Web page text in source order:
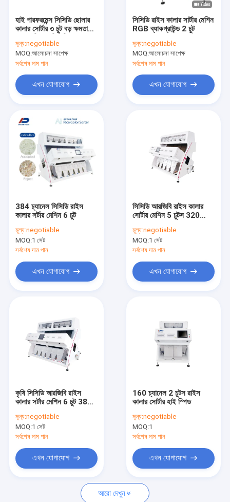
আমাদের সম্পর্কে
কারখানা ভ্রমণ
উদ্ধৃতির জন্য আবেদন
হাই পারফরমেন্স সিসিডি ছোলার
কালার সোর্টার ৩ চুট বড় ক্ষমতা
মূল্য:negotiable
MOQ:আলোচনা সাপেক্ষ
সর্বশেষ দাম পান
এখন যোগাযোগ
সিসিডি রাইস কালার সার্টার মেশিন
RGB ব্যাকগ্রাউন্ড 2 চুট
মূল্য:negotiable
MOQ:আলোচনা সাপেক্ষ
সর্বশেষ দাম পান
এখন যোগাযোগ
384 চ্যানেল সিসিডি রাইস
কালার সর্টার মেশিন 6 চুট
মূল্য:negotiable
MOQ:1 সেট
সর্বশেষ দাম পান
এখন যোগাযোগ
সিসিডি আরজিবি রাইস কালার
সোর্টার মেশিন 5 চুটস 320
মূল্য:negotiable
MOQ:1 সেট
সর্বশেষ দাম পান
এখন যোগাযোগ
কৃষি সিসিডি আরজিবি রাইস
কালার সর্টার মেশিন 6 চুট 384
মূল্য:negotiable
MOQ:1 সেট
সর্বশেষ দাম পান
এখন যোগাযোগ
160 চ্যানেল 2 চুটস রাইস
কালার সোর্টার হাই স্পিড
মূল্য:negotiable
MOQ:1
সর্বশেষ দাম পান
এখন যোগাযোগ
আরো দেখুন